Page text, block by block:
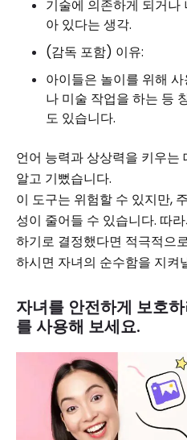
기술에 의존하게 되거나
아 있다는 생각.
(감독 포함) 이유:
아이들은 놀이를 위해
나 미술 작업을 하는 등
도 있습니다.
언어 능력과 상상력을 키우는
알고 기뻤습니다.
이 도구는 위험할 수 있지만,
성이 줄어들 수 있습니다. 따
하기로 결정했다면 적극적으
하시면 자녀의 순수함을 지켜
자녀를 안전하게 보호
를 사용해 보세요.